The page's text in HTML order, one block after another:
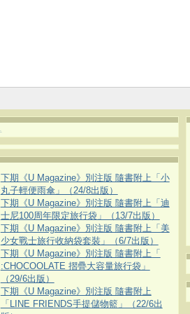
下期《U Magazine》別注版 隨書附上「小
丸子輕便雨傘」（24/8出版）
下期《U Magazine》別注版 隨書附上「迪
士尼100周年限定旅行袋」（13/7出版）
下期《U Magazine》別注版 隨書附上「美
少女戰士旅行收納袋套裝」（6/7出版）
下期《U Magazine》別注版 隨書附上「
:CHOCOOLATE 摺疊大容量旅行袋」
（29/6出版）
下期《U Magazine》別注版 隨書附上
「LINE FRIENDS手提儲物籃」（22/6出